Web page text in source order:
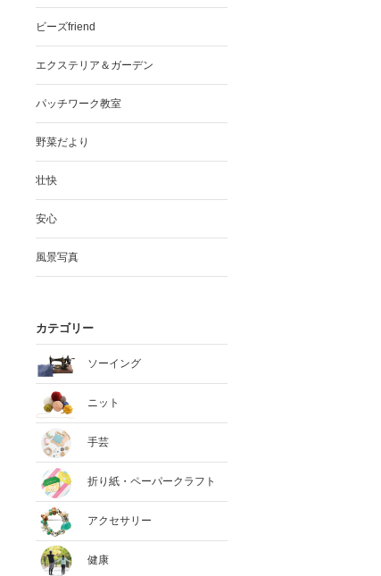
ビーズfriend
エクステリア＆ガーデン
パッチワーク教室
野菜だより
壮快
安心
風景写真
カテゴリー
ソーイング
ニット
手芸
折り紙・ペーパークラフト
アクセサリー
健康